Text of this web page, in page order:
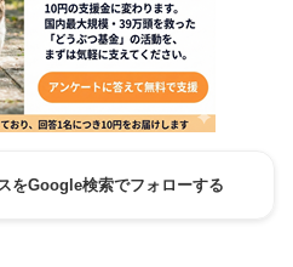
をGoogle検索でフォローする